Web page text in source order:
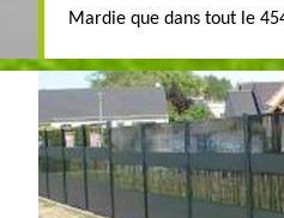
Mardie que dans tout le